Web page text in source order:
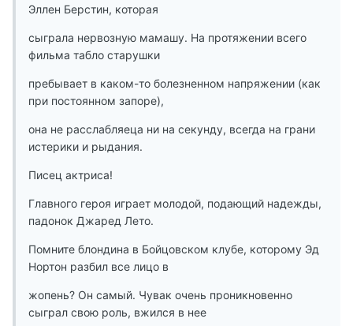
Эллен Берстин, которая
сыграла нервозную мамашу. На протяжении всего
фильма табло старушки
пребывает в каком-то болезненном напряжении (как
при постоянном запоре),
она не расслабляеца ни на секунду, всегда на грани
истерики и рыдания.
Писец актриса!
Главного героя играет молодой, подающий надежды,
падонок Джаред Лето.
Помните блондина в Бойцовском клубе, которому Эд
Нортон разбил все лицо в
жопень? Он самый. Чувак очень проникновенно
сыграл свою роль, вжился в нее